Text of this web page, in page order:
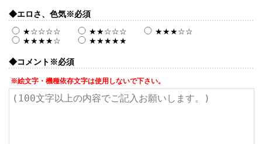
◆エロさ、色気※必須
★☆☆☆☆
★★☆☆☆
★★★☆☆
★★★★☆
★★★★★
◆コメント ※必須
※絵文字・機種依存文字は使用しないで下さい。